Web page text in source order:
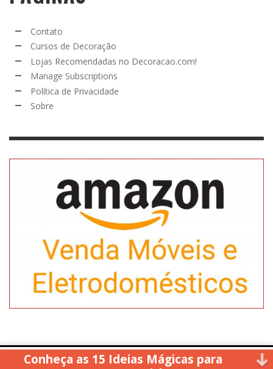
Contato
Cursos de Decoração
Lojas Recomendadas no Decoracao.com!
Manage Subscriptions
Política de Privacidade
Sobre
Copyright © 2014. All rights reserved.
Conheça as 15 Ideias Mágicas para